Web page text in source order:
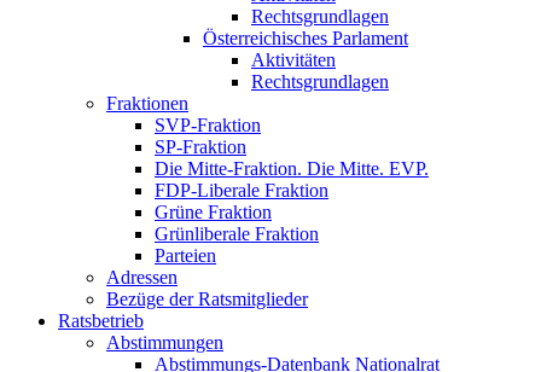
Rechtsgrundlagen
Österreichisches Parlament
Aktivitäten
Rechtsgrundlagen
Fraktionen
SVP-Fraktion
SP-Fraktion
Die Mitte-Fraktion. Die Mitte. EVP.
FDP-Liberale Fraktion
Grüne Fraktion
Grünliberale Fraktion
Parteien
Adressen
Bezüge der Ratsmitglieder
Ratsbetrieb
Abstimmungen
Abstimmungs-Datenbank Nationalrat